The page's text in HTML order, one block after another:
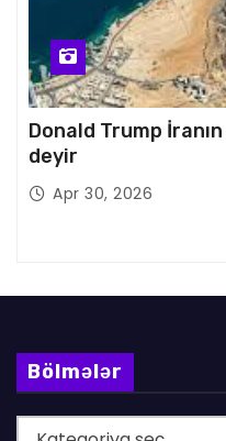
Donald Trump
deyir
Apr 30, 2026
Bölmələr